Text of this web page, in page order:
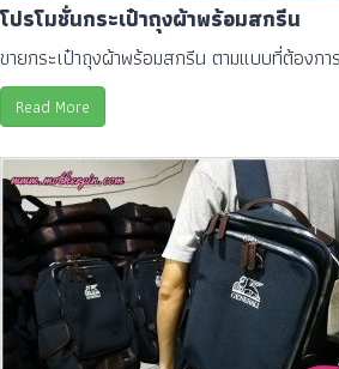
โปรโมชั่นกระเป๋าถุงผ้าพร้อมสกรีน
ขายกระเป๋าถุงผ้าพร้อมสกรีน ตามแบบที่ต้องก
Read More